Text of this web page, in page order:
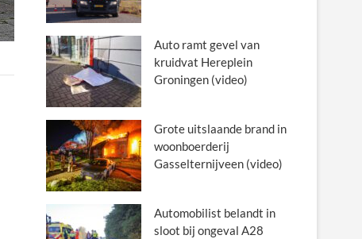
Auto ramt gevel van
kruidvat Hereplein
Groningen (video)
Grote uitslaande brand in
woonboerderij
Gasselternijveen (video)
Automobilist belandt in
sloot bij ongeval A28